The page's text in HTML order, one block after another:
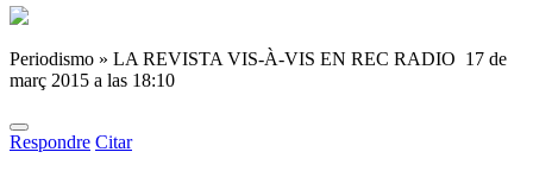
Periodismo » LA REVISTA VIS-À-VIS EN REC RADIO 17 de
març 2015 a las 18:10
Respondre Citar